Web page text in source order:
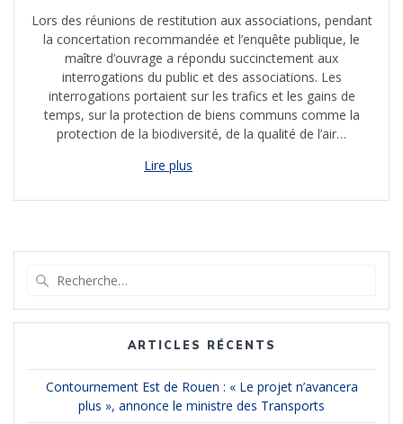
Lors des réunions de restitution aux associations, pendant
la concertation recommandée et l’enquête publique, le
maître d’ouvrage a répondu succinctement aux
interrogations du public et des associations. Les
interrogations portaient sur les trafics et les gains de
temps, sur la protection de biens communs comme la
protection de la biodiversité, de la qualité de l’air…
:
ARTICLES RÉCENTS
Contournement Est de Rouen : « Le projet n’avancera
plus », annonce le ministre des Transports